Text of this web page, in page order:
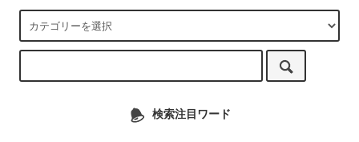
検索注目ワード